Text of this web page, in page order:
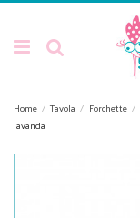
Home Tavola Forchette
lavanda